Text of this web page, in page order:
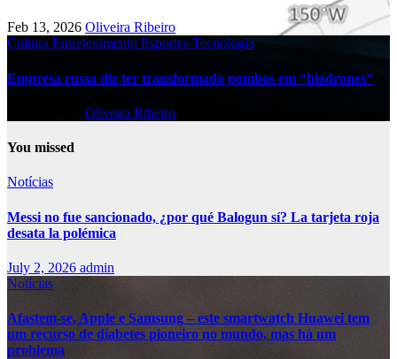
Feb 13, 2026 Oliveira Ribeiro
Cultura Entretenimento Esportes Tecnologia
Empresa russa diz ter transformado pombos em “biodrones”
Oliveira Ribeiro
You missed
Notícias
Messi no fue sancionado, ¿por qué Balogun sí? La tarjeta roja
desata la polémica
July 2, 2026 admin
Notícias
Afastem-se, Apple e Samsung – este smartwatch Huawei tem
um recurso de diabetes pioneiro no mundo, mas há um
problema